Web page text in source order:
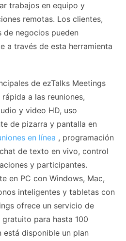
trabajos en equipo y
remotas. Los clientes,
negocios pueden
a través de esta herramienta
de ezTalks Meetings
a las reuniones,
y video HD, uso
de pizarra y pantalla en
en línea , programación
de texto en vivo, control
y participantes.
en PC con Windows, Mac,
inteligentes y tabletas con
ofrece un servicio de
para hasta 100
está disponible un plan